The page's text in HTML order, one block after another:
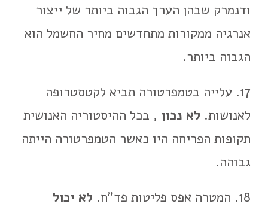
ודנמרק שבהן הערך הגבוה ביותר של ייצור
אנרגיה ממקורות מתחדשים מחיר החשמל הוא
הגבוה ביותר.
17. עלייה בטמפרטורה תביא לקטסטרופה
לאנושות. לא נכון , בכל ההיסטוריה האנושית
תקופות הפריחה היו כאשר הטמפרטורה הייתה
גבוהה.
18. המטרה אפס פליטות פד"ח.
לא יכול